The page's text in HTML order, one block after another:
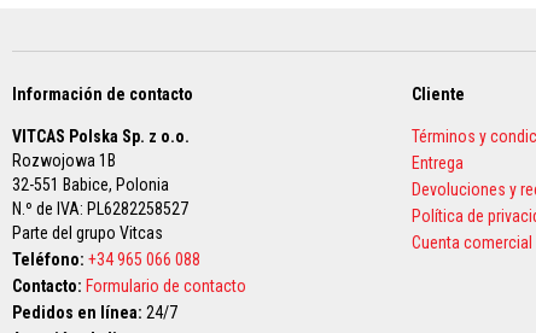
térmico
tubos
colectores
de
escape
Aislamientos
de
alta
Información de contacto
VITCAS Polska Sp. z o.o.
Rozwojowa 1B
32-551 Babice, Polonia
N.º de IVA: PL6282258527
Parte del grupo Vitcas
Teléfono: +34 965 066 088
Contacto: Formulario de contacto
Pedidos en línea: 24/7
Cliente
Términos y
Entrega
Devoluciones y
Política de
Cuenta comercial